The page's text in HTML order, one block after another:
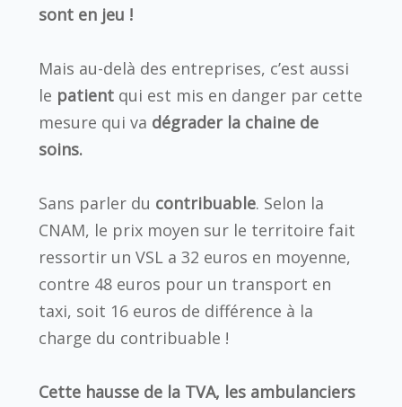
sont en jeu !
Mais au-delà des entreprises, c’est aussi
le patientqui est mis en danger par cette
mesure qui va dégrader la chaine de
soins.
Sans parler du contribuable. Selon la
CNAM, le prix moyen sur le territoire fait
ressortir un VSL a 32 euros en moyenne,
contre 48 euros pour un transport en
taxi, soit 16 euros de différence à la
charge du contribuable !
Cette hausse de la TVA, les ambulanciers